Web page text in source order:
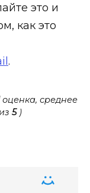
это и
как это
.
оценка, среднее
5)